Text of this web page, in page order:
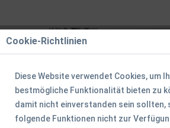
Cookie-Richtlinien
Diese Website verwendet Cookies, um
bestmögliche Funktionalität bieten zu
damit nicht einverstanden sein sollten,
folgende Funktionen nicht zur